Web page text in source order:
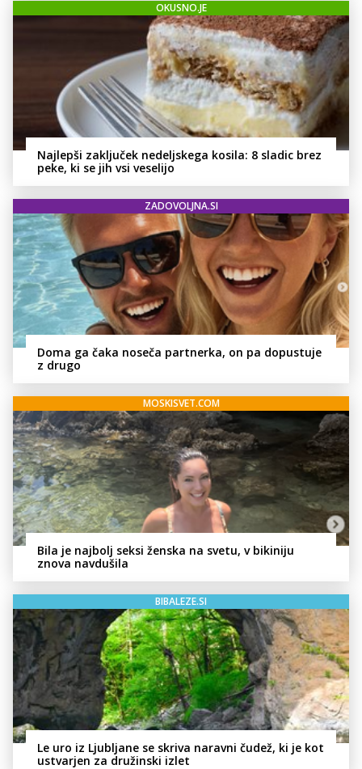
OKUSNO.JE
Najlepši zaključek nedeljskega kosila: 8 sladic brez
peke, ki se jih vsi veselijo
ZADOVOLJNA.SI
Doma ga čaka noseča partnerka, on pa dopustuje
z drugo
MOSKISVET.COM
Bila je najbolj seksi ženska na svetu, v bikiniju
znova navdušila
BIBALEZE.SI
Le uro iz Ljubljane se skriva naravni čudež, ki je kot
ustvarjen za družinski izlet